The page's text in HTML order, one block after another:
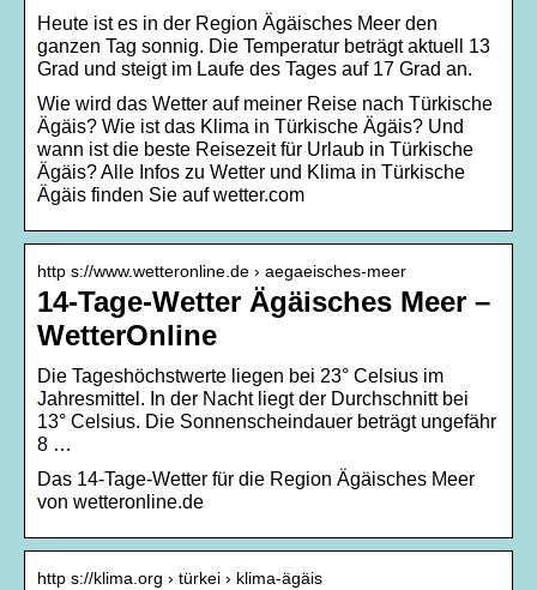
Heute ist es in der Region Ägäisches Meer den
ganzen Tag sonnig. Die Temperatur beträgt aktuell 13
Grad und steigt im Laufe des Tages auf 17 Grad an.
Wie wird das Wetter auf meiner Reise nach Türkische
Ägäis? Wie ist das Klima in Türkische Ägäis? Und
wann ist die beste Reisezeit für Urlaub in Türkische
Ägäis? Alle Infos zu Wetter und Klima in Türkische
Ägäis finden Sie auf wetter.com
http s://www.wetteronline.de › aegaeisches-meer
14-Tage-Wetter Ägäisches Meer –
WetterOnline
Die Tageshöchstwerte liegen bei 23° Celsius im
Jahresmittel. In der Nacht liegt der Durchschnitt bei
13° Celsius. Die Sonnenscheindauer beträgt ungefähr
8 …
Das 14-Tage-Wetter für die Region Ägäisches Meer
von wetteronline.de
http s://klima.org › türkei › klima-ägäis